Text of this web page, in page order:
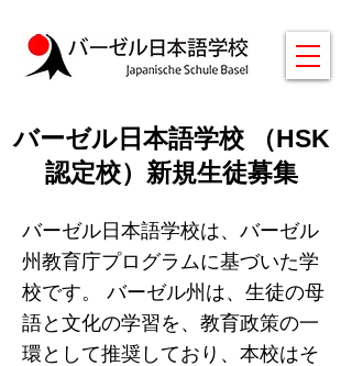
バーゼル日本語学校 （HSK
認定校）新規生徒募集
バーゼル日本語学校は、バーゼル
州教育庁プログラムに基づいた学
校です。 バーゼル州は、生徒の母
語と文化の学習を、教育政策の一
環として推奨しており、本校はそ